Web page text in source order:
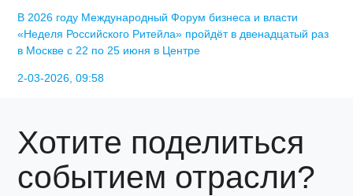
В 2026 году Международный Форум бизнеса и власти
«Неделя Российского Ритейла» пройдёт в двенадцатый раз
в Москве с 22 по 25 июня в Центре
2-03-2026, 09:58
Хотите поделиться
событием отрасли?